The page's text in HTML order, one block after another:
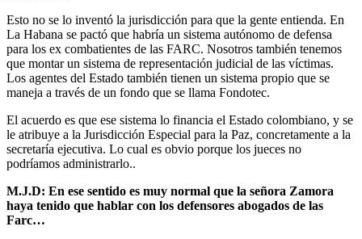
Esto no se lo inventó la jurisdicción para que la gente entienda. En
La Habana se pactó que habría un sistema autónomo de defensa
para los ex combatientes de las FARC. Nosotros también tenemos
que montar un sistema de representación judicial de las víctimas.
Los agentes del Estado también tienen un sistema propio que se
maneja a través de un fondo que se llama Fondotec.
El acuerdo es que ese sistema lo financia el Estado colombiano, y se
le atribuye a la Jurisdicción Especial para la Paz, concretamente a la
secretaría ejecutiva. Lo cual es obvio porque los jueces no
podríamos administrarlo..
M.J.D: En ese sentido es muy normal que la señora Zamora
haya tenido que hablar con los defensores abogados de las
Farc…